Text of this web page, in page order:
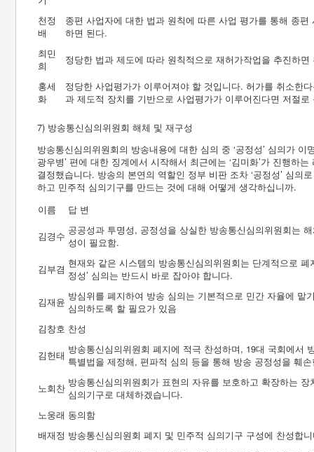
천정
배
종편 사업자에 대한 법과 원칙에 따른 사업 평가를 통해 종
하면 된다.
최민
희
정당한 법과 제도에 따라 원칙적으로 재허가작업을 추진하면
홍세
화
정당한 사업평가가 이루어져야 할 것입니다. 허가를 취소한
과 제도적 장치를 기반으로 사업평가가 이루어진다면 저절
7) 방송통신심의위원회 해체 및 재구성
방송통신심의위원회의 방송내용에 대한 심의 중 ‘공정성’ 심의가
광우병’ 편에 대한 징계에서 시작해서 최근에는 ‘김미화’가 진행하
결정했습니다. 방송의 본연의 역할인 정부 비판 조차 ‘공정성’ 심의
하고 민주적 심의기구를 만드는 것에 대해 어떻게 생각하십니까.
이름
답 변
김경수 공공성과 투명성, 공정성을 상실한 방송통신심의위원회는
성이 필요함.
김부겸 현재와 같은 시스템의 방송통신심의위원회는 단계적으로
정성’ 심의는 반드시 바로 잡아야 합니다.
김재윤 방심위를 폐지하여 방송 심의는 기본적으로 민간 자율에
심의하도록 할 필요가 있음
김창호 찬성
김헌태 방송통신심의위원회 폐지에 적극 찬성하며, 19대 국회에서
특별법을 제정해, 편파적 심의 등을 통해 방송 공정성을 훼
노회찬 방송통신심의위원회가 표현의 자유를 보호하고 확장하는
심의기구로 대체하겠습니다.
노웅래 동의함
배재정 방송통신심의원회 폐지 및 민주적 심의기구 구성에 찬성합